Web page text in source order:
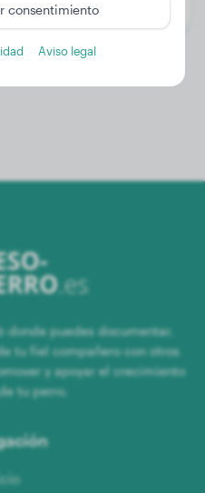
donde puedes documentar,
tu fiel compañero con otros
y apoyar el crecimiento
tu perro.
consentimiento
Aviso legal